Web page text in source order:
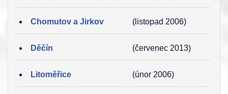
Chomutov a Jirkov (listopad 2006)
Děčín (červenec 2013)
Litoměřice (únor 2006)